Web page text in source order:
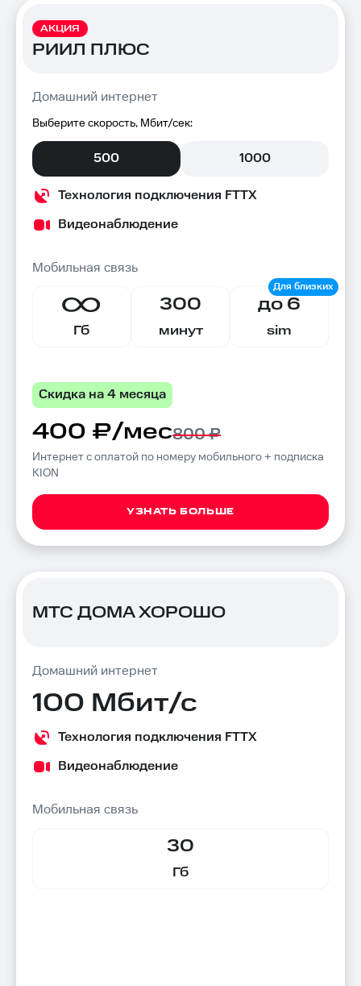
АКЦИЯ
РИИЛ ПЛЮС
Домашний интернет
Выберите скорость, Мбит/сек:
500 1000
Технология подключения FTTX
Видеонаблюдение
Мобильная связь
Гб
300
минут
до 6
sim
Скидка на 4 месяца
400 ₽/мес800 ₽
Интернет с оплатой по номеру мобильного + подписка
KION
УЗНАТЬ БОЛЬШЕ
МТС ДОМА ХОРОШО
Домашний интернет
100 Мбит/с
Технология подключения FTTX
Видеонаблюдение
Мобильная связь
30
Гб